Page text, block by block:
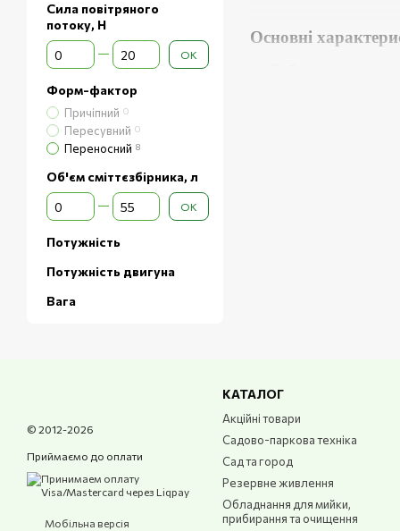
Основні
Сила повітряного
потоку, Н
Від Сила повітряного потоку, Н
До Сила повітряного потоку, Н
ОК
Форм-фактор
Причіпний 0
Пересувний 0
Переносний 8
Об'єм сміттєзбірника, л
Від Об'єм сміттєзбірника, л
До Об'єм сміттєзбірника, л
ОК
Потужність
Потужність двигуна
Вага
© 2012-2026
Приймаємо до оплати
Мобільна версія
КАТАЛОГ
Акційні товари
Садово-паркова техніка
Сад та город
Резервне живлення
Обладнання для мийки,
прибирання та очищення